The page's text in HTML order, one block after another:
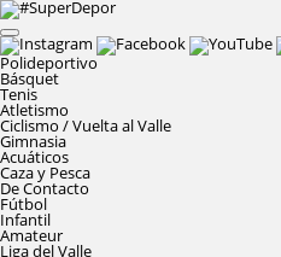
Polideportivo
Básquet
Tenis
Atletismo
Ciclismo / Vuelta al Valle
Gimnasia
Acuáticos
Caza y Pesca
De Contacto
Fútbol
Infantil
Amateur
Liga del Valle